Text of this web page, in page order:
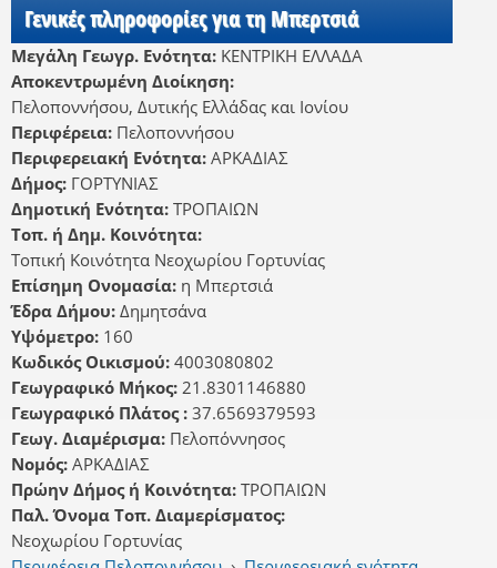
Γενικές πληροφορίες για τη Μπερτσιά
Μεγάλη Γεωγρ. Ενότητα: ΚΕΝΤΡΙΚΗ ΕΛΛΑΔΑ
Αποκεντρωμένη Διοίκηση:
Πελοποννήσου, Δυτικής Ελλάδας και Ιονίου
Περιφέρεια: Πελοποννήσου
Περιφερειακή Ενότητα: ΑΡΚΑΔΙΑΣ
Δήμος: ΓΟΡΤΥΝΙΑΣ
Δημοτική Ενότητα: ΤΡΟΠΑΙΩΝ
Τοπ. ή Δημ. Κοινότητα:
Τοπική Κοινότητα Νεοχωρίου Γορτυνίας
Επίσημη Ονομασία: η Μπερτσιά
Έδρα Δήμου: Δημητσάνα
Υψόμετρο: 160
Κωδικός Οικισμού: 4003080802
Γεωγραφικό Μήκος: 21.8301146880
Γεωγραφικό Πλάτος : 37.6569379593
Γεωγ. Διαμέρισμα: Πελοπόννησος
Νομός: ΑΡΚΑΔΙΑΣ
Πρώην Δήμος ή Κοινότητα: ΤΡΟΠΑΙΩΝ
Παλ. Όνομα Τοπ. Διαμερίσματος:
Νεοχωρίου Γορτυνίας